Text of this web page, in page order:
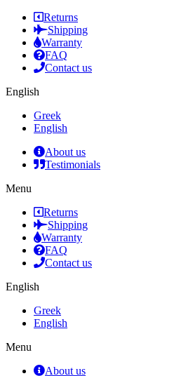
Returns
Shipping
Warranty
FAQ
Contact us
English
Greek
English
About us
Testimonials
Menu
Returns
Shipping
Warranty
FAQ
Contact us
English
Greek
English
Menu
About us